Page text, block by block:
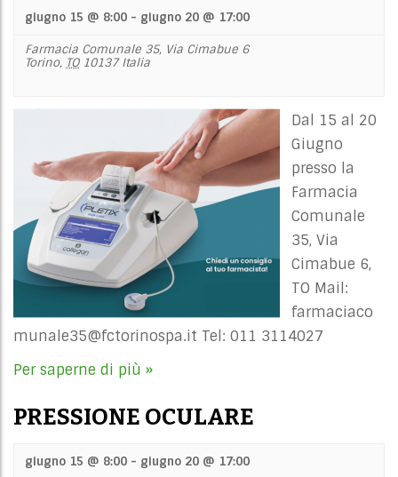
giugno 15 @ 8:00 - giugno 20 @ 17:00
Farmacia Comunale 35, Via Cimabue 6
Torino, TO 10137 Italia
Dal 15 al 20
Giugno
presso la
Farmacia
Comunale
35, Via
Cimabue 6,
TO Mail:
farmaciaco
munale35@fctorinospa.it Tel: 011 3114027
Per saperne di più »
PRESSIONE OCULARE
giugno 15 @ 8:00 - giugno 20 @ 17:00